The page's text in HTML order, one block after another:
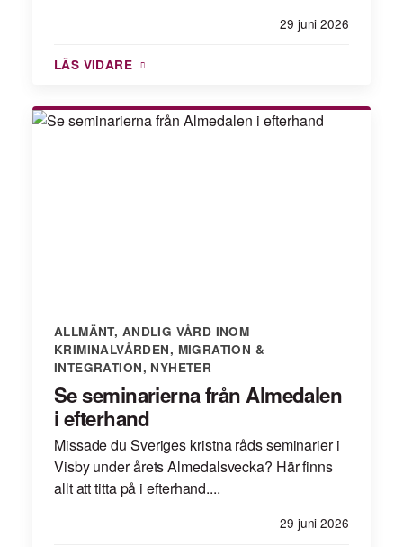
29 juni 2026
LÄS VIDARE
ALLMÄNT, ANDLIG VÅRD INOM
KRIMINALVÅRDEN, MIGRATION &
INTEGRATION, NYHETER
Se seminarierna från Almedalen
i efterhand
29 juni 2026
Missade du Sveriges kristna råds seminarier i
Visby under årets Almedalsvecka? Här finns
allt att titta på i efterhand....